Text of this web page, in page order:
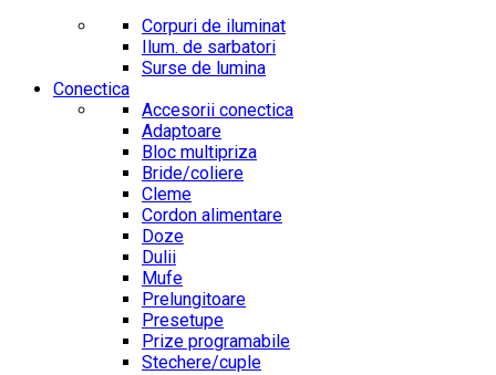
Corpuri de iluminat
Ilum. de sarbatori
Surse de lumina
Conectica
Accesorii conectica
Adaptoare
Bloc multipriza
Bride/coliere
Cleme
Cordon alimentare
Doze
Dulii
Mufe
Prelungitoare
Presetupe
Prize programabile
Stechere/cuple